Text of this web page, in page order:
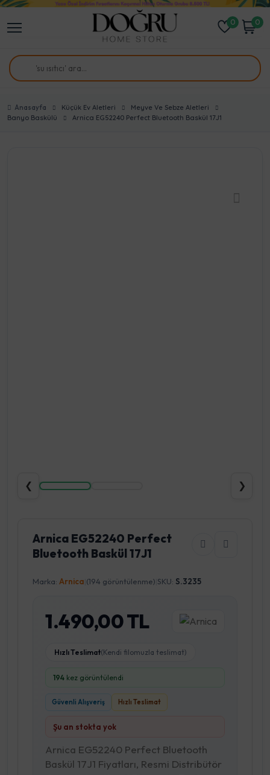
0 0
Anasayfa Küçük Ev Aletleri
Meyve Ve Sebze Aletleri
Banyo Baskülü
Arnica EG52240 Perfect Bluetooth Baskül 17J1
❮ ❯
Arnica EG52240 Perfect
Bluetooth Baskül 17J1
Marka: Arnica (194 görüntülenme) SKU: S.3235
1.490,00 TL
Hızlı Teslimat(Kendi filomuzla teslimat)
194 kez görüntülendi
Güvenli Alışveriş Hızlı Teslimat
Şu an stokta yok
Arnica EG52240 Perfect Bluetooth
Baskül 17J1 Fiyatları, Resmi Distribütör